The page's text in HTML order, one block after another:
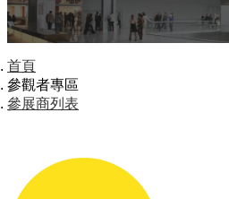
首頁
參觀者專區
參展商列表